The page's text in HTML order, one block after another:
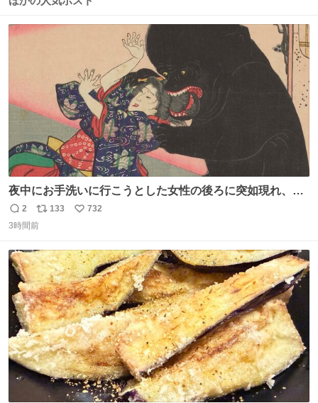
夜中にお手洗いに行こうとした女性の後ろに突如現れ、髪
の毛にガブリと嚙みついたのは、「髪切」という真っ黒な
モンスター。顔をアップでみるとちょっと怖い、正体不明
「アニマル＆モンスター」展にて8/23まで展示していま
す。
返
信
2
リ
ポ
ト
数
133
い
数
732
3時間前